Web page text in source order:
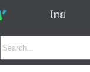
ไทย